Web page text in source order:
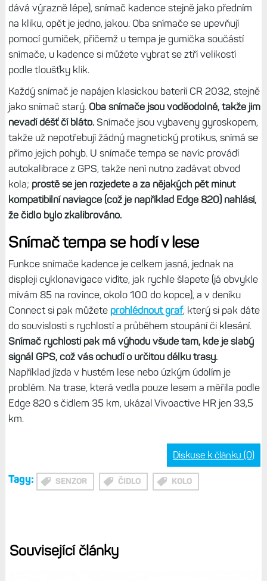
dává výrazně lépe), snímač kadence stejně jako předním
na kliku, opět je jedno, jakou. Oba snímače se upevňují
pomocí gumiček, přičemž u tempa je gumička součástí
snímače, u kadence si můžete vybrat se ztří velikostí
podle tloušťky klik.
Každý snímač je napájen klasickou baterií CR 2032, stejně
jako snímač starý. Oba snímače jsou voděodolné, takže jim
nevadí déšť čí bláto.Snímače jsou vybaveny gyroskopem,
takže už nepotřebují žádný magnetický protikus, snímá se
přímo jejich pohyb. U snímače tempa se navíc provádí
autokalibrace z GPS, takže není nutno zadávat obvod
kola; prostě se jen rozjedete a za nějakých pět minut
kompatibilní naviagce (což je například Edge 820) nahlásí,
že čidlo bylo zkalibrováno.
Snímač tempa se hodí v lese
Funkce snímače kadence je celkem jasná, jednak na
displeji cyklonavigace vidíte, jak rychle šlapete (já obvykle
mívám 85 na rovince, okolo 100 do kopce), a v deníku
Connect si pak můžete prohlédnout graf, který si pak dáte
do souvislosti s rychlostí a průběhem stoupání či klesání.
Snímač rychlosti pak má výhodu všude tam, kde je slabý
signál GPS, což vás ochudí o určitou délku trasy.
Například jízda v hustém lese nebo úzkým údolím je
problém. Na trase, která vedla pouze lesem a měřila podle
Edge 820 s čidlem 35 km, ukázal Vivoactive HR jen 33,5
km.
Diskuse k článku (0)
Tagy: SENZOR ČIDLO KOLO
Související články